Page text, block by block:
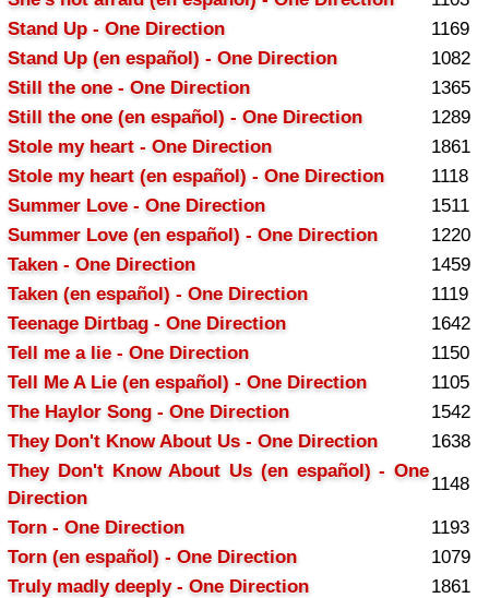
Stand Up - One Direction
1169
Stand Up (en español) - One Direction
1082
Still the one - One Direction
1365
Still the one (en español) - One Direction
1289
Stole my heart - One Direction
1861
Stole my heart (en español) - One Direction
1118
Summer Love - One Direction
1511
Summer Love (en español) - One Direction
1220
Taken - One Direction
1459
Taken (en español) - One Direction
1119
Teenage Dirtbag - One Direction
1642
Tell me a lie - One Direction
1150
Tell Me A Lie (en español) - One Direction
1105
The Haylor Song - One Direction
1542
They Don't Know About Us - One Direction
1638
They Don't Know About Us (en español) - One
Direction
1148
Torn - One Direction
1193
Torn (en español) - One Direction
1079
Truly madly deeply - One Direction
1861